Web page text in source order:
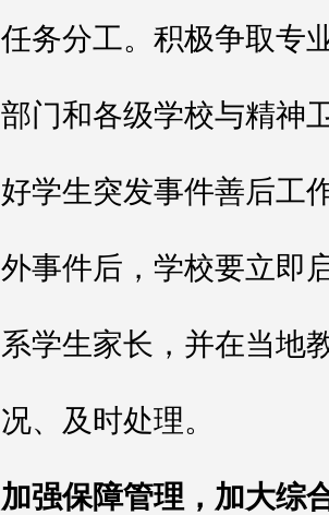
任务分工。积极争取专
部门和各级学校与精神
好学生突发事件善后工
外事件后，学校要立即
系学生家长，并在当地
况、及时处理。
加强保障管理，加大综